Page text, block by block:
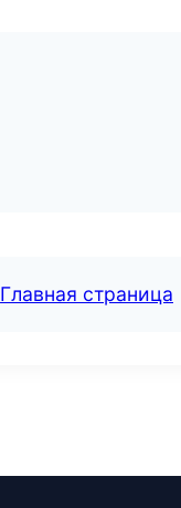
Главная страница